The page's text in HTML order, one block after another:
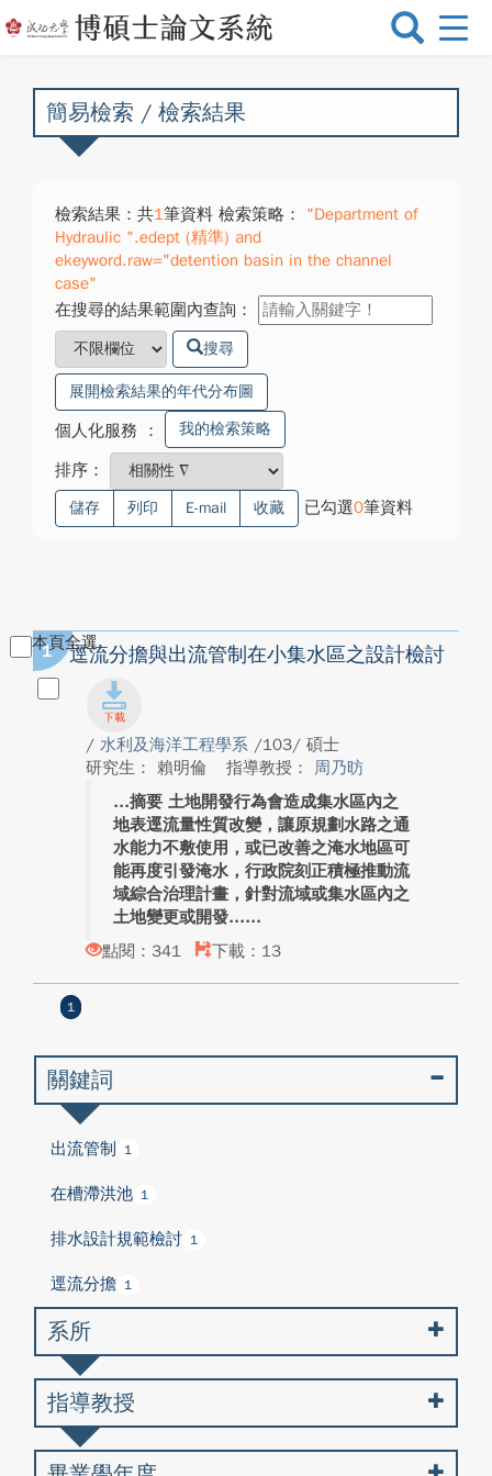
選
換
簡易檢索 / 檢索結果
檢索結果：共1筆資料 檢索策略：
"Department of
Hydraulic ".edept (精準) and
ekeyword.raw="detention basin in the channel
case"
在搜尋的結果範圍內查詢：
搜尋
展開檢索結果的年代分布圖
個人化服務 ： 我的檢索策略
排序：
儲存 列印 E-mail 收藏 已勾選0筆資料
本頁全選
1 逕流分擔與出流管制在小集水區之設計檢討
/ 水利及海洋工程學系 /103/ 碩士
研究生： 賴明倫
指導教授： 周乃昉
摘要 土地開發行為會造成集水區內之
地表逕流量性質改變，讓原規劃水路之通
水能力不敷使用，或已改善之淹水地區可
能再度引發淹水，行政院刻正積極推動流
域綜合治理計畫，針對流域或集水區內之
土地變更或開發...
點閱：341
下載：13
1
關鍵詞
出流管制 1
在槽滯洪池 1
排水設計規範檢討 1
逕流分擔 1
系所
指導教授